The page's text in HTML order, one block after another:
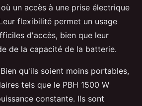
un accès à une prise électrique
flexibilité permet un usage
d'accès, bien que leur
de la capacité de la batterie.
qu'ils soient moins portables,
tels que le PBH 1500 W
constante. Ils sont